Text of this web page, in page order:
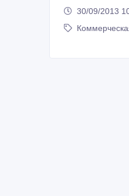
30/09/2013